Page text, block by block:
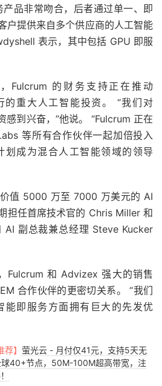
品非常吻合，后者通过单一、即
户提供来自多个供应商的人工智能
表示，其中包括 GPU 即服
Fulcrum 的财务支持正在推动
的重大人工智能投资。 “我们对
感到兴奋，”他说。 “Fulcrum 正在
等所有合作伙伴一起加倍投入
划成为混合人工智能领域的领导
值 5000 万至 7000 万美元的 AI
担任首席技术官的 Chris Miller 和
AI 副总裁兼总经理 Steve Kucker
Fulcrum 和 Advizex 强大的销售
合作伙伴的更密切关系。 “我们
能即服务方面拥有巨大的先发优
】 萤光云 - 月付仅41元，支持5天无
40+节点，50M-100M超高带宽，注